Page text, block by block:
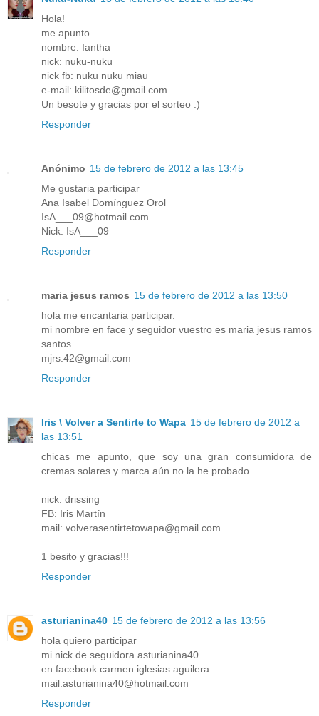
Hola!
me apunto
nombre: Iantha
nick: nuku-nuku
nick fb: nuku nuku miau
e-mail: kilitosde@gmail.com
Un besote y gracias por el sorteo :)
Responder
Anónimo 15 de febrero de 2012 a las 13:45
Me gustaria participar
Ana Isabel Domínguez Orol
IsA___09@hotmail.com
Nick: IsA___09
Responder
maria jesus ramos 15 de febrero de 2012 a las 13:50
hola me encantaria participar.
mi nombre en face y seguidor vuestro es maria jesus ramos
santos
mjrs.42@gmail.com
Responder
Iris \ Volver a Sentirte to Wapa 15 de febrero de 2012 a
las 13:51
chicas me apunto, que soy una gran consumidora de
cremas solares y marca aún no la he probado
nick: drissing
FB: Iris Martín
mail: volverasentirtetowapa@gmail.com
1 besito y gracias!!!
Responder
asturianina40 15 de febrero de 2012 a las 13:56
hola quiero participar
mi nick de seguidora asturianina40
en facebook carmen iglesias aguilera
mail:asturianina40@hotmail.com
Responder